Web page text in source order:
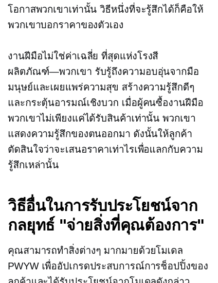
โอกาสพวกเขาเท่านั้น วิธีหนึ่งที่จะรู้สึกได้ก็คือให้
พวกเขาบอกราคาของตัวเอง
งานฝีมือไม่ใช่ค่าเฉลี่ยที่สุดแห่งโรงสี
ผลิตภัณฑ์—พวกเขา รับรู้ถึงความอบอุ่นจากมือ
มนุษย์และเผยแพร่ความสุข สร้างความรู้สึกดีๆ
และกระตุ้นอารมณ์เชิงบวก เมื่อผู้คนซื้องานฝีมือ
พวกเขาไม่เพียงแค่ได้รับสินค้าเท่านั้น พวกเขา
แสดงความรู้สึกของตนออกมา ดังนั้นให้ลูกค้า
ตัดสินใจว่าจะเสนอราคาเท่าไรเพื่อแลกกับความ
รู้สึกเหล่านั้น
วิธีอื่นในการรับประโยชน์จาก
กลยุทธ์ "จ่ายสิ่งที่คุณต้องการ"
คุณสามารถทำสิ่งต่างๆ มากมายด้วยโมเดล
PWYW เพื่ออัปเกรดประสบการณ์การช็อปปิ้งของ